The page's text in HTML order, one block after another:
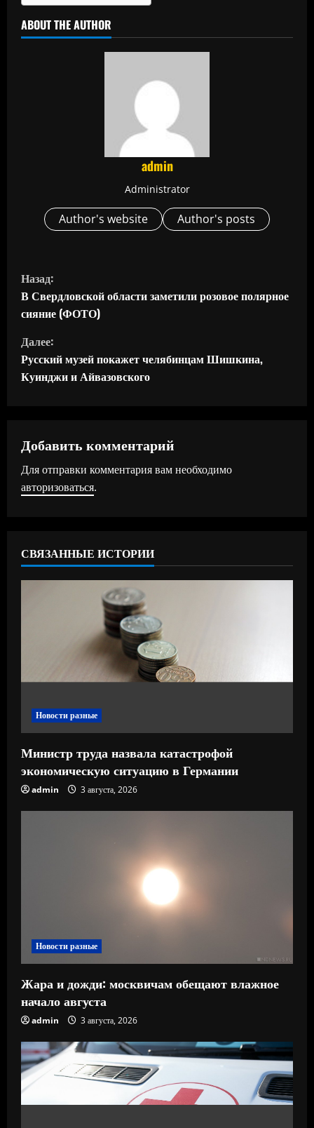
ABOUT THE AUTHOR
admin
Administrator
Author's website Author's posts
П
р
о
д
о
ж
и
ч
и
Назад:
В Свердловской области заметили розовое полярное
сияние (ФОТО)
Далее:
Русский музей покажет челябинцам Шишкина,
Куинджи и Айвазовского
Добавить комментарий
Для отправки комментария вам необходимо
авторизоваться.
СВЯЗАННЫЕ ИСТОРИИ
Новости разные
Министр труда назвала катастрофой
экономическую ситуацию в Германии
admin 3 августа, 2026
Новости разные
Жара и дожди: москвичам обещают влажное
начало августа
admin 3 августа, 2026